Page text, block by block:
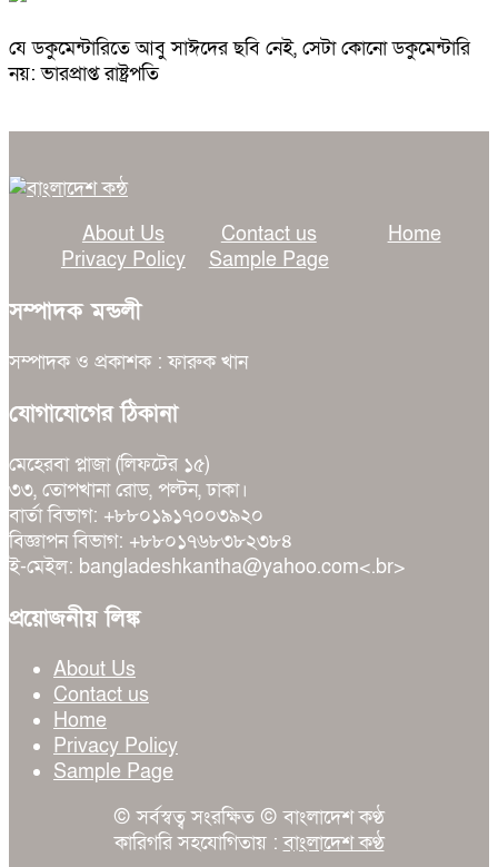
যে ডকুমেন্টারিতে আবু সাঈদের ছবি নেই, সেটা কোনো ডকুমেন্টারি
নয়: ভারপ্রাপ্ত রাষ্ট্রপতি
About Us Contact us
Home
Privacy Policy
Sample Page
সম্পাদক মন্ডলী
সম্পাদক ও প্রকাশক : ফারুক খান
যোগাযোগের ঠিকানা
মেহেরবা প্লাজা (লিফটের ১৫)
৩৩, তোপখানা রোড, পল্টন, ঢাকা।
বার্তা বিভাগ: +৮৮০১৯১৭০০৩৯২০
বিজ্ঞাপন বিভাগ: +৮৮০১৭৬৮৩৮২৩৮৪
ই-মেইল: bangladeshkantha@yahoo.com<.br>
প্রয়োজনীয় লিঙ্ক
About Us
Contact us
Home
Privacy Policy
Sample Page
© সর্বস্বত্ব সংরক্ষিত © বাংলাদেশ কণ্ঠ
কারিগরি সহযোগিতায় :বাংলাদেশ কণ্ঠ